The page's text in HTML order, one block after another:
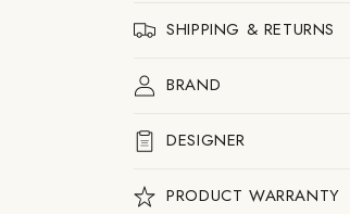
ブ
ル
ー
ラ
の
ブ
ル
の
SHIPPING & RETURNS
BRAND
DESIGNER
PRODUCT WARRANTY